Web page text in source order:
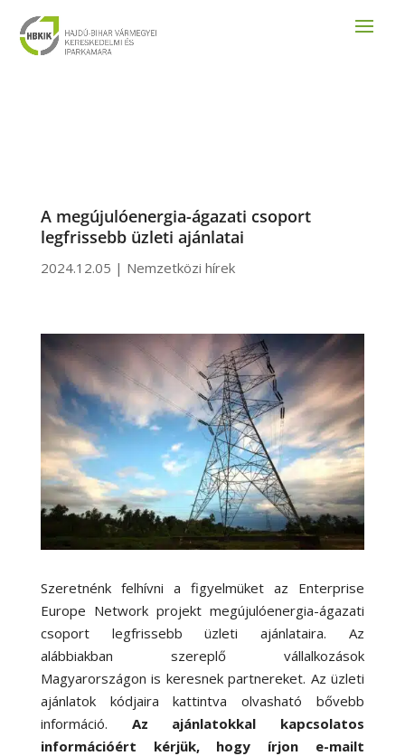
A megújulóenergia-ágazati csoport
legfrissebb üzleti ajánlatai
2024.12.05 | Nemzetközi hírek
Szeretnénk felhívni a figyelmüket az Enterprise
Europe Network projekt megújulóenergia-ágazati
csoport legfrissebb üzleti ajánlataira. Az
alábbiakban szereplő vállalkozások
Magyarországon is keresnek partnereket. Az üzleti
ajánlatok kódjaira kattintva olvasható bővebb
információ. Az ajánlatokkal kapcsolatos
információért kérjük, hogy írjon e-mailt